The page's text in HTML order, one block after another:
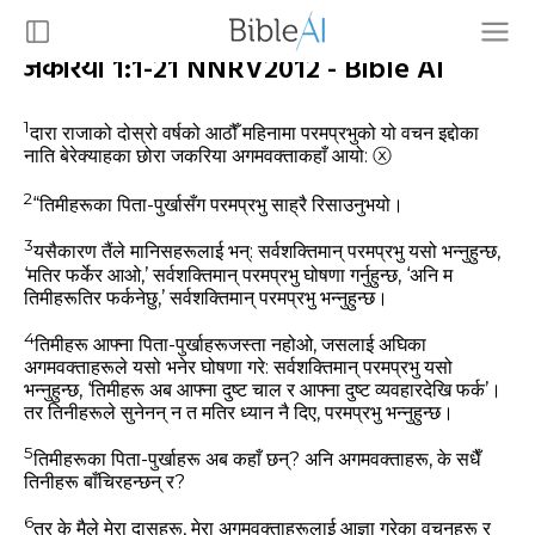
जकरिया 1:1-21 NNRV2012 - Bible AI
1दारा राजाको दोस्रो वर्षको आठौँ महिनामा परमप्रभुको यो वचन इद्दोका
नाति बेरेक्‍याहका छोरा जकरिया अगमवक्ताकहाँ आयो: ⓧ
2“तिमीहरूका पिता-पुर्खासँग परमप्रभु साह्रै रिसाउनुभयो।
3यसैकारण तैंले मानिसहरूलाई भन्‌: सर्वशक्तिमान्‌ परमप्रभु यसो भन्‍नुहुन्‍छ,
‘मतिर फर्केर आओ,’ सर्वशक्तिमान्‌ परमप्रभु घोषणा गर्नुहुन्‍छ, ‘अनि म
तिमीहरूतिर फर्कनेछु,’ सर्वशक्तिमान्‌ परमप्रभु भन्‍नुहुन्‍छ।
4तिमीहरू आफ्‍ना पिता-पुर्खाहरूजस्‍ता नहोओ, जसलाई अघिका
अगमवक्ताहरूले यसो भनेर घोषणा गरे: सर्वशक्तिमान्‌ परमप्रभु यसो
भन्‍नुहुन्‍छ, ‘तिमीहरू अब आफ्‍ना दुष्‍ट चाल र आफ्‍ना दुष्‍ट व्‍यवहारदेखि फर्क’।
तर तिनीहरूले सुनेनन्‌ न त मतिर ध्‍यान नै दिए, परमप्रभु भन्‍नुहुन्‍छ।
5तिमीहरूका पिता-पुर्खाहरू अब कहाँ छन्‌? अनि अगमवक्ताहरू, के सधैँ
तिनीहरू बाँचिरहन्‍छन्‌ र?
6तर के मैले मेरा दासहरू, मेरा अगमवक्ताहरूलाई आज्ञा गरेका वचनहरू र